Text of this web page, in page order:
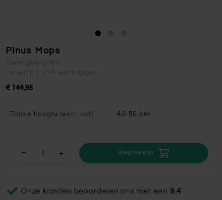
Pinus Mops
Dwergbergden
Levertijd: 2-4 werkdagen
€ 144,95
Totale hoogte (excl. pot) 40-50 cm
+ Voeg toe aan
Onze klanten beoordelen ons met een 9.4